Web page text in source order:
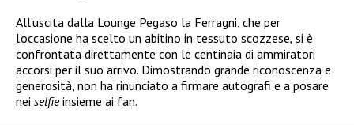
All’uscita dalla Lounge Pegaso la Ferragni, che per
l’occasione ha scelto un abitino in tessuto scozzese, si è
confrontata direttamente con le centinaia di ammiratori
accorsi per il suo arrivo. Dimostrando grande riconoscenza e
generosità, non ha rinunciato a firmare autografi e a posare
nei selfieinsieme ai fan.